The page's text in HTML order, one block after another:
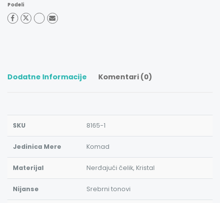
Podeli
Dodatne Informacije Komentari (0)
SKU 8165-1
Jedinica Mere Komad
Materijal Nerđajući čelik, Kristal
Nijanse Srebrni tonovi